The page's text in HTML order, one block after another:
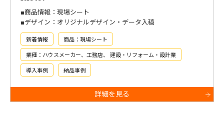
■商品情報：現場シート
■デザイン：オリジナルデザイン・データ入稿
新着情報 商品：現場シート
業種：ハウスメーカー、工務店、 建設・リフォーム・設計業
導入事例 納品事例
詳細を見る